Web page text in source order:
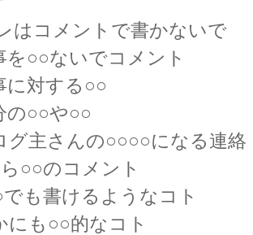
はコメントで書かないで
を○○ないでコメント
に対する○○
の○○や○○
グ主さんの○○○○になる連絡
ら○○のコメント
でも書けるようなコト
にも○○的なコト